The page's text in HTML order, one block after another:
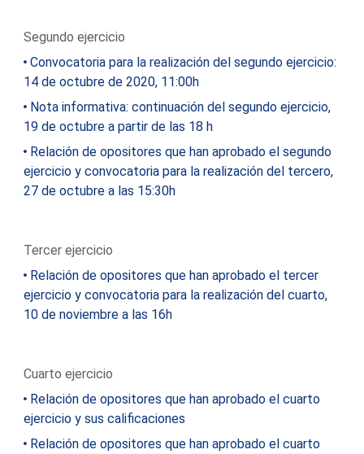
Segundo ejercicio
Convocatoria para la realización del segundo ejercicio:
14 de octubre de 2020, 11:00h
Nota informativa: continuación del segundo ejercicio,
19 de octubre a partir de las 18 h
Relación de opositores que han aprobado el segundo
ejercicio y convocatoria para la realización del tercero,
27 de octubre a las 15:30h
Tercer ejercicio
Relación de opositores que han aprobado el tercer
ejercicio y convocatoria para la realización del cuarto,
10 de noviembre a las 16h
Cuarto ejercicio
Relación de opositores que han aprobado el cuarto
ejercicio y sus calificaciones
Relación de opositores que han aprobado el cuarto